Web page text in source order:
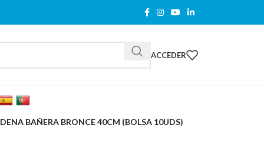
ACCEDER
BAÑERA BRONCE 40CM (BOLSA 10UDS)